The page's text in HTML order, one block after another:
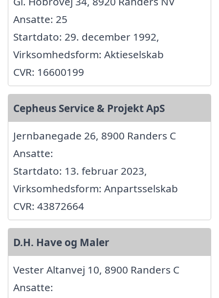
Ansatte: 25
Startdato: 29. december 1992,
Virksomhedsform: Aktieselskab
CVR: 16600199
Cepheus Service & Projekt ApS
Jernbanegade 26, 8900 Randers C
Ansatte:
Startdato: 13. februar 2023,
Virksomhedsform: Anpartsselskab
CVR: 43872664
D.H. Have og Maler
Vester Altanvej 10, 8900 Randers C
Ansatte: